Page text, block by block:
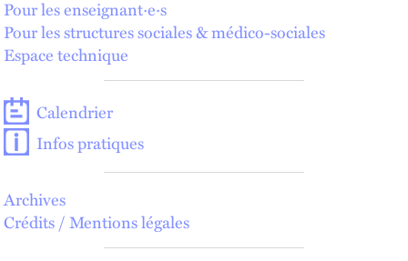
Pour les enseignant·e·s
Pour les structures sociales & médico-sociales
Espace technique
Calendrier
Infos pratiques
Archives
Crédits / Mentions légales